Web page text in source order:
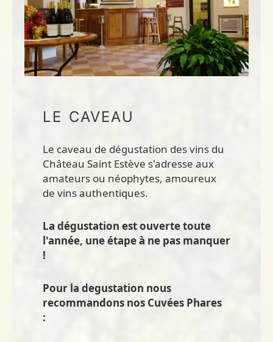
LE CAVEAU
Le caveau de dégustation des vins du
Château Saint Estève s'adresse aux
amateurs ou néophytes, amoureux
de vins authentiques.
La dégustation est ouverte toute
l'année, une étape à ne pas manquer
!
Pour la degustation nous
recommandons nos Cuvées Phares
: